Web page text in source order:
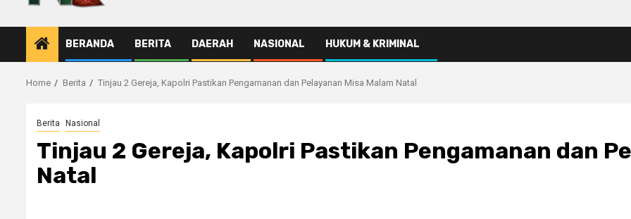
BERANDA BERITA DAERAH NASIONAL HUKUM & KRIMINAL
Home Berita Tinjau 2 Gereja, Kapolri Pastikan Pengamanan dan Pelayanan Misa Malam Natal
Berita Nasional
Tinjau 2 Gereja, Kapolri Pastikan Pengamanan dan
Natal